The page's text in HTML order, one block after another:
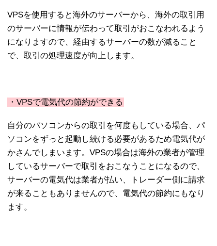
VPSを使用すると海外のサーバーから、海外の取引用
のサーバーに情報が伝わって取引がおこなわれるよう
になりますので、経由するサーバーの数が減ること
で、取引の処理速度が向上します。
・VPSで電気代の節約ができる
自分のパソコンからの取引を何度もしている場合、パ
ソコンをずっと起動し続ける必要があるため電気代が
かさんでしまいます。VPSの場合は海外の業者が管理
しているサーバーで取引をおこなうことになるので、
サーバーの電気代は業者が払い、トレーダー側に請求
が来ることもありませんので、電気代の節約にもなり
ます。